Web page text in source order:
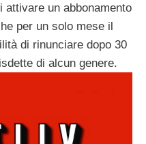
un abbonamento
per un solo mese il
di rinunciare dopo 30
di alcun genere.